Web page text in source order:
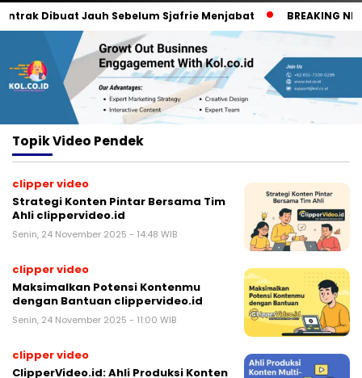
Dibuat Jauh Sebelum Sjafrie Menjabat BREAKING
TopikVideo Pendek
clipper video
Strategi Konten Pintar Bersama Tim
Ahli clippervideo.id
Senin, 24 November 2025 - 14:48 WIB
clipper video
Maksimalkan Potensi Kontenmu
dengan Bantuan clippervideo.id
Senin, 24 November 2025 - 11:00 WIB
clipper video
ClipperVideo.id: Ahli Produksi Konten